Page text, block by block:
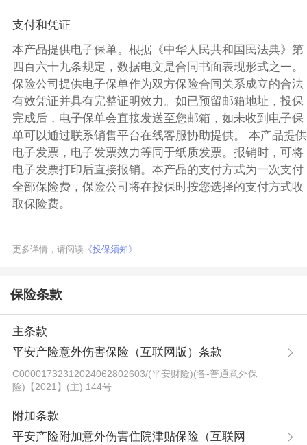
支付和凭证
本产品提供电子保单。根据《中华人民共和国民法典》第
四百六十九条规定，数据电文是合同书面表现形式之一。
保险公司提供电子保单作为双方保险合同关系成立的合法
有效凭证并具有完整证明效力。如已预留邮箱地址，投保
完成后，电子保单会直接发送至您邮箱，如未收到电子保
单可以通过联系销售平台在线客服协助提供。 本产品提供
电子发票，电子发票效力等同于纸质发票。报销时，可将
电子发票打印后直接报销。本产品的支付方式为一次支付
全部保险费，保险公司将在投保时按您选择的支付方式收
取保险费。
更多详情，请阅读《投保须知》
保险条款
主条款
平安产险意外伤害保险（互联网版）条款
C00001732312024062802603/(平安财险)(备-普通意外保
险)【2021】(主) 144号
附加条款
平安产险附加意外伤害住院津贴保险（互联网